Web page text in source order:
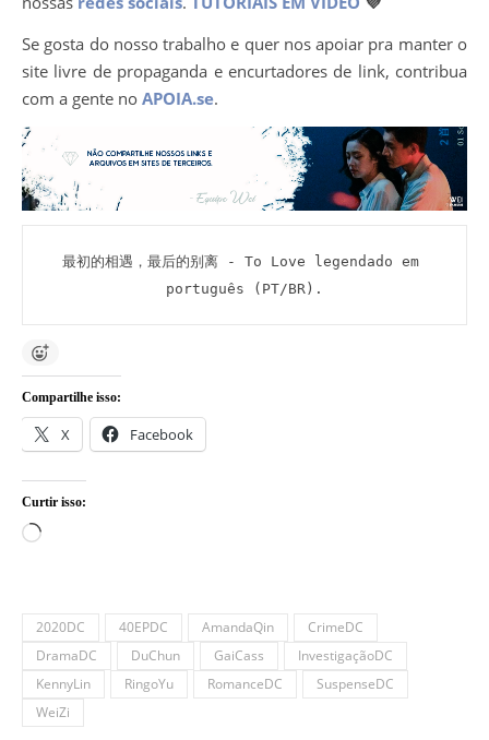
Se gosta do nosso trabalho e quer nos apoiar pra manter o
site livre de propaganda e encurtadores de link, contribua
com a gente no APOIA.se.
最初的相遇，最后的别离 - To Love legendado em
português (PT/BR).
Compartilhe isso:
X Facebook
Curtir isso:
Carregando...
2020DC 40EPDC AmandaQin
CrimeDC
DramaDC
DuChun GaiCass
InvestigaçãoDC
KennyLin
RingoYu RomanceDC
SuspenseDC
WeiZi